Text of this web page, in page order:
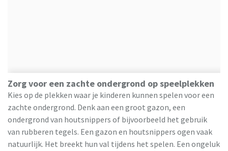
Zorg voor een zachte ondergrond op speelplekken
Kies op de plekken waar je kinderen kunnen spelen voor een
zachte ondergrond. Denk aan een groot gazon, een
ondergrond van houtsnippers of bijvoorbeeld het gebruik
van rubberen tegels. Een gazon en houtsnippers ogen vaak
natuurlijk. Het breekt hun val tijdens het spelen. Een ongeluk